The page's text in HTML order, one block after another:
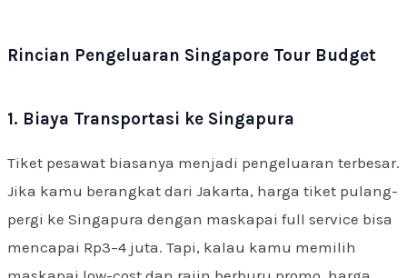
Rincian Pengeluaran Singapore Tour Budget
1. Biaya Transportasi ke Singapura
Tiket pesawat biasanya menjadi pengeluaran terbesar.
Jika kamu berangkat dari Jakarta, harga tiket pulang-
pergi ke Singapura dengan maskapai full service bisa
mencapai Rp3–4 juta. Tapi, kalau kamu memilih